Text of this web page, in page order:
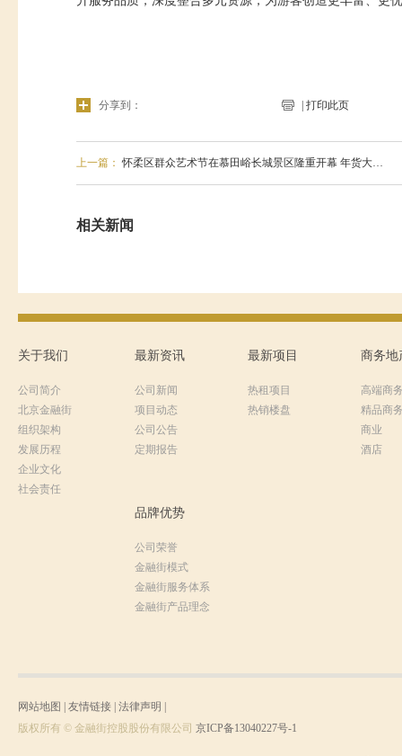
分享到： | 打印此页
上一篇： 怀柔区群众艺术节在慕田峪长城景区隆重开幕 年货大…
相关新闻
关于我们
公司简介
北京金融街
组织架构
发展历程
企业文化
社会责任
最新资讯
公司新闻
项目动态
公司公告
定期报告
最新项目
热租项目
热销楼盘
商务地
高端商
精品商
商业
酒店
品牌优势
公司荣誉
金融街模式
金融街服务体系
金融街产品理念
网站地图 友情链接 法律声明
版权所有 © 金融街控股股份有限公司 京ICP备13040227号-1